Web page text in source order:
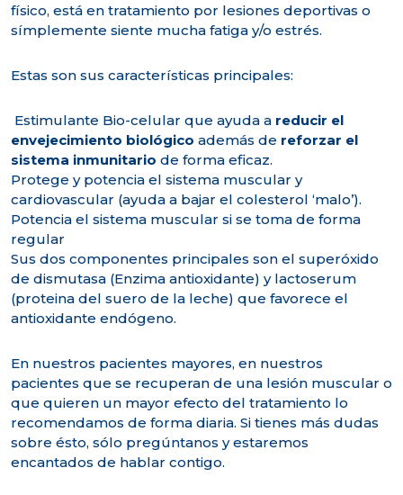
físico, está en tratamiento por lesiones deportivas o
símplemente siente mucha fatiga y/o estrés.
Estas son sus características principales:
Estimulante Bio-celular que ayuda a reducir el
envejecimiento biológico además de reforzar el
sistema inmunitario de forma eficaz.
Protege y potencia el sistema muscular y
cardiovascular (ayuda a bajar el colesterol ‘malo’).
Potencia el sistema muscular si se toma de forma
regular
Sus dos componentes principales son el superóxido
de dismutasa (Enzima antioxidante) y lactoserum
(proteina del suero de la leche) que favorece el
antioxidante endógeno.
En nuestros pacientes mayores, en nuestros
pacientes que se recuperan de una lesión muscular o
que quieren un mayor efecto del tratamiento lo
recomendamos de forma diaria. Si tienes más dudas
sobre ésto, sólo pregúntanos y estaremos
encantados de hablar contigo.